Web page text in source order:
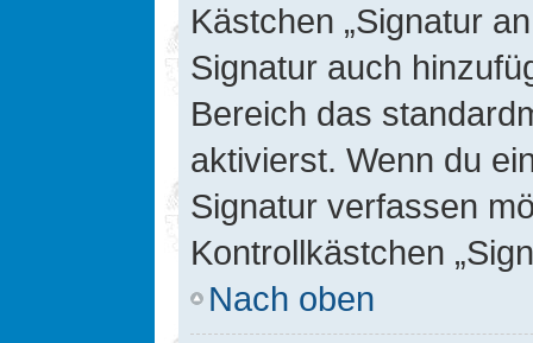
Kästchen „Signatur
Signatur auch
Bereich das
aktivierst. Wenn du
Signatur verfassen
Kontrollkästchen
Nach oben